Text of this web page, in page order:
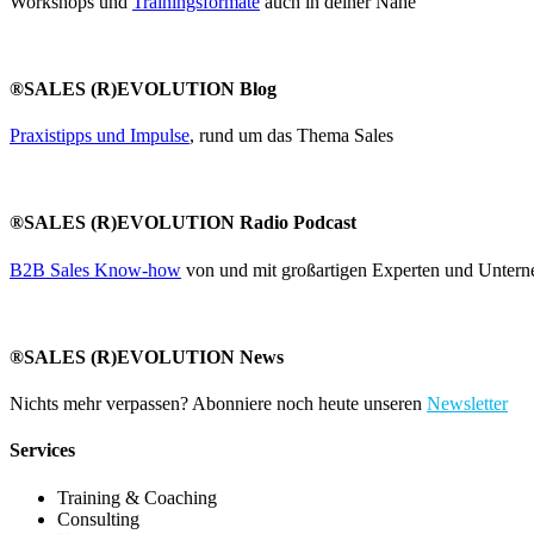
®SALES (R)EVOLUTION Blog
Praxistipps und Impulse, rund um das Thema Sales
®SALES (R)EVOLUTION Radio Podcast
B2B Sales Know-how von und mit großartigen Experten und
®SALES (R)EVOLUTION News
Nichts mehr verpassen? Abonniere noch heute unseren Newsletter
Services
Training & Coaching
Consulting